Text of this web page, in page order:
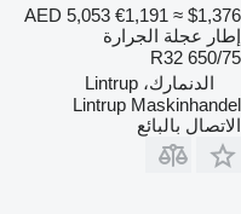
AED 5,053 €1,191 ≈ $1,376
إطار عجلة الجرارة
650/75 R32
الدنمارك، Lintrup
Lintrup Maskinhandel
الاتصال بالبائع